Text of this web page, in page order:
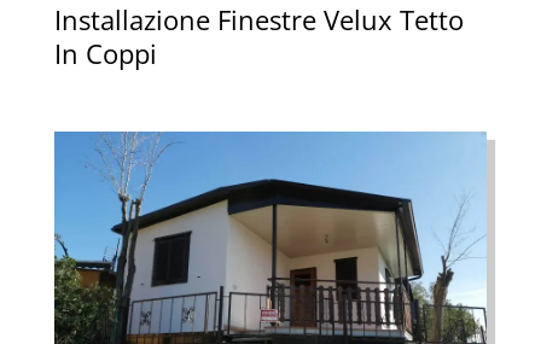
Installazione Finestre Velux Tetto
In Coppi